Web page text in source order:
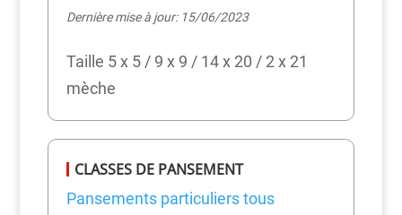
Dernière mise à jour: 15/06/2023
Taille 5 x 5 / 9 x 9 / 14 x 20 / 2 x 21
mèche
CLASSES DE PANSEMENT
Pansements particuliers tous